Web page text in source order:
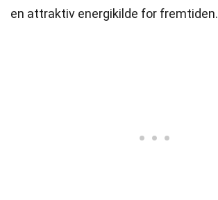
en attraktiv energikilde for fremtiden.